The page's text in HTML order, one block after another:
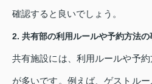
確認すると良いでしょう。
2. 共有部の利用ルールや予約方法の
共有施設には、利用ルールや予
が多いです。例えば、ゲストル